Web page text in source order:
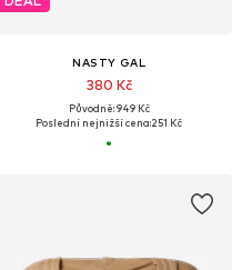
NASTY GAL
380 Kč
Původně: 949 Kč
Poslední nejnižší cena:251 Kč